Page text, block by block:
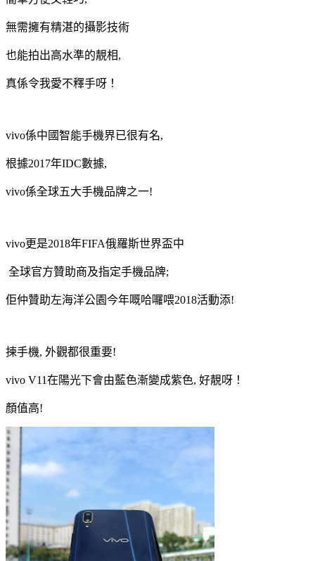
無需擁有精湛的攝影技術
也能拍出高水準的靚相,
真係令我愛不釋手呀！
vivo係中國智能手機界已很有名,
根據2017年IDC數據,
vivo係全球五大手機品牌之一!
vivo更是2018年FIFA俄羅斯世界盃中
全球官方贊助商及指定手機品牌;
佢仲贊助左海洋公園今年嘅哈囉喂2018活動添!
揀手機, 外觀都很重要!
vivo V11在陽光下會由藍色漸變成紫色, 好靚呀！
顏值高!